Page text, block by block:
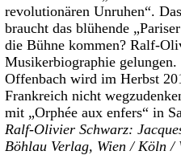
revolutionären Unruhen“.
braucht das blühende
die Bühne kommen? Ralf-
Musikerbiographie
Offenbach wird im Herbst
Frankreich nicht
mit „Orphée aux enfers“ in
Ralf-Olivier Schwarz:
Böhlau Verlag, Wien / Köln /